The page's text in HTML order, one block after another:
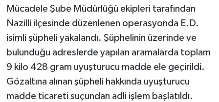
Mücadele Şube Müdürlüğü ekipleri tarafından
Nazilli ilçesinde düzenlenen operasyonda E.D.
isimli şüpheli yakalandı. Şüphelinin üzerinde ve
bulunduğu adreslerde yapılan aramalarda toplam
9 kilo 428 gram uyuşturucu madde ele geçirildi.
Gözaltına alınan şüpheli hakkında uyuşturucu
madde ticareti suçundan adli işlem başlatıldı.
SAĞLIK
ŞİRKET HABERLERİ
SİYASET
SPOR